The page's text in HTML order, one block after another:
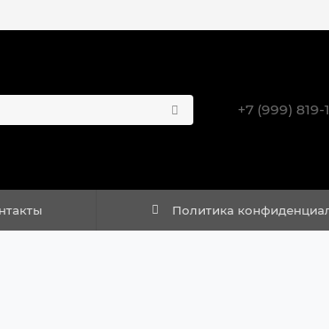
+7 (999) 819-
Политика